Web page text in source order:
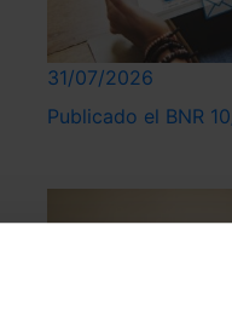
31/07/2026
Publicado el BNR